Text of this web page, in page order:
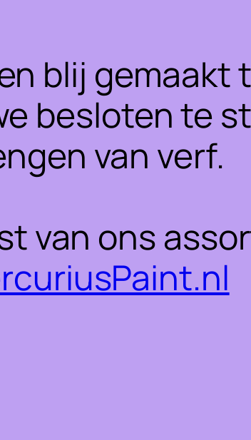
blij gemaakt
besloten te
van verf.
van ons